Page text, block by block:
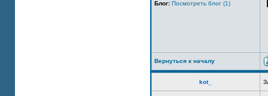
Блог: Посмотреть блог (1)
Вернуться к началу
kot_